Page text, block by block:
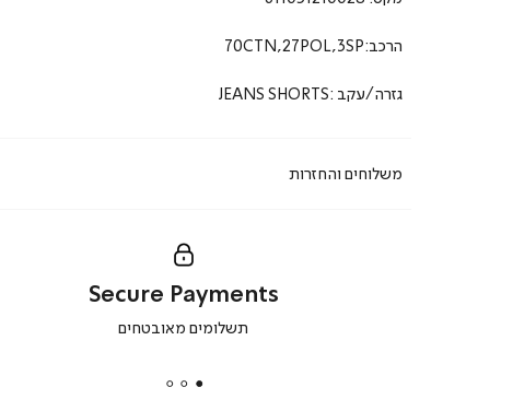
משלוחים והחזרות
הרכב:70CTN,27POL,3SP
גזרה/עקב :JEANS SHORTS
secure
Secure Payments
תשלומים מאובטחים